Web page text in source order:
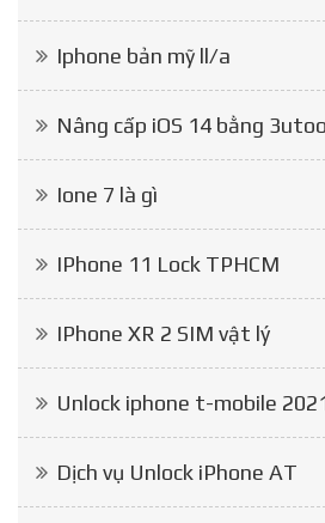
Iphone bản mỹ ll/a
Nâng cấp iOS 14 bằng
Ione 7 là gì
IPhone 11 Lock TPHCM
IPhone XR 2 SIM vật lý
Unlock iphone t-mobile
Dịch vụ Unlock iPhone AT